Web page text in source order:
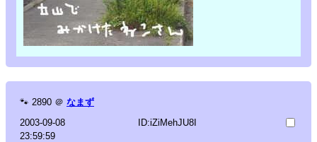
🐾 2890 ＠ なまず
2003-09-08
23:59:59
ID:iZiMehJU8I